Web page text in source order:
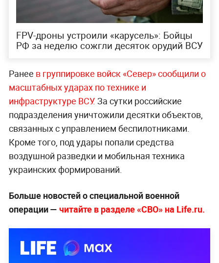
FPV-дроны устроили «карусель»: Бойцы
РФ за неделю сожгли десяток орудий ВСУ
Ранее в группировке войск «Север» сообщили о
масштабных ударах по технике и
инфраструктуре ВСУ. За сутки российские
подразделения уничтожили десятки объектов,
связанных с управлением беспилотниками.
Кроме того, под удары попали средства
воздушной разведки и мобильная техника
украинских формирований.
Больше новостей о специальной военной
операции — читайте в разделе «СВО» на Life.ru.